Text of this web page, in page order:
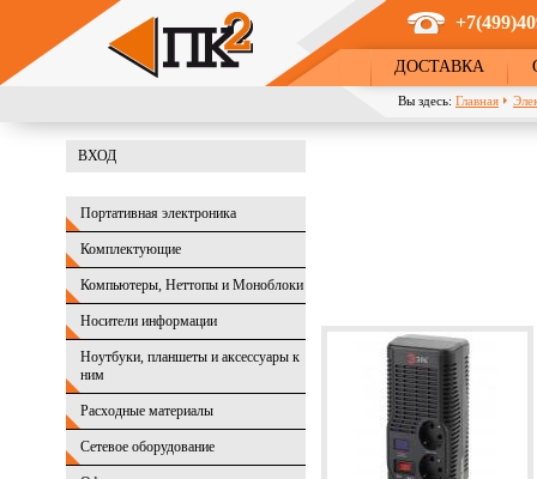
Перейти к основному содержанию
ДОСТАВКА
Вы здесь: Главная
ВХОД
Портативная электроника
Комплектующие
Компьютеры, Неттопы и Моноблоки
Носители информации
Ноутбуки, планшеты и аксессуары к
ним
Расходные материалы
Сетевое оборудование